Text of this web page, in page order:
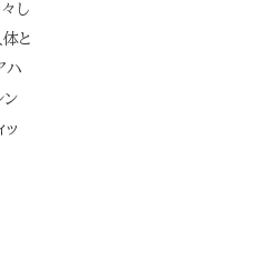
し
と
ハ
ン
ッ